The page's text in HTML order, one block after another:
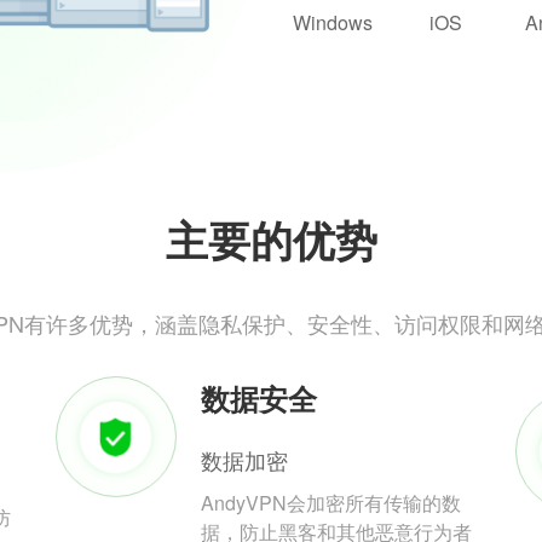
Windows iOS
主要的优势
有许多优势，涵盖隐私保护、安全性、访问权限和网
数据安全
数据加密
AndyVPN会加密所有传输的数
据，防止黑客和其他恶意行为者